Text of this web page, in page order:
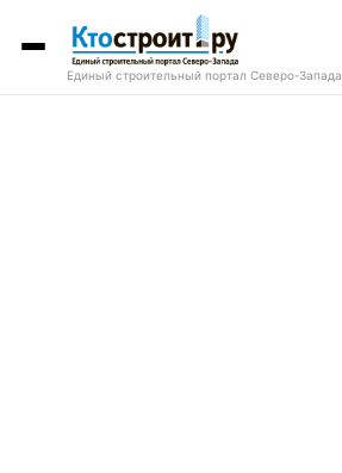
Единый строительный портал Северо-Запада